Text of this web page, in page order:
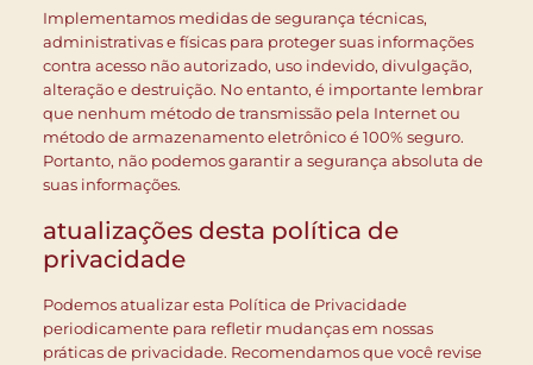
Implementamos medidas de segurança técnicas,
administrativas e físicas para proteger suas informações
contra acesso não autorizado, uso indevido, divulgação,
alteração e destruição. No entanto, é importante lembrar
que nenhum método de transmissão pela Internet ou
método de armazenamento eletrônico é 100% seguro.
Portanto, não podemos garantir a segurança absoluta de
suas informações.
atualizações desta política de
privacidade
Podemos atualizar esta Política de Privacidade
periodicamente para refletir mudanças em nossas
práticas de privacidade. Recomendamos que você revise